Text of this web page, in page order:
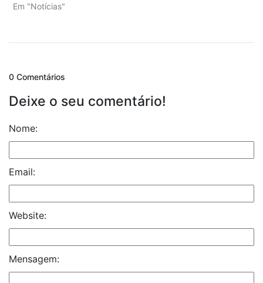
Em "Notícias"
0 Comentários
Deixe o seu comentário!
Nome:
Email:
Website:
Mensagem: